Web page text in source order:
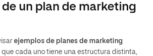
un plan de marketing
ejemplos de planes de marketing
que cada uno tiene una estructura distinta,